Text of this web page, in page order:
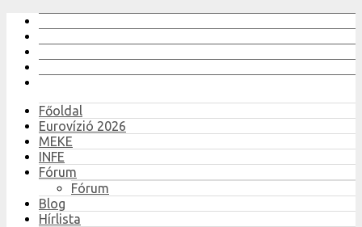
Főoldal
Eurovízió 2026
MEKE
INFE
Fórum
Fórum
Blog
Hírlista